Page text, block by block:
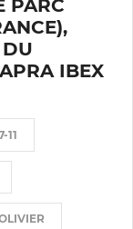
PARC
IBEX
11